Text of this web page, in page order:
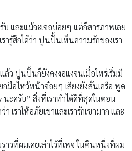
บ และแม้จะเจอบ่อยๆ แต่ก็สารภาพเลย
รารู้สึกได้ว่า ปูนปั้นเห็นความรักของเรา
ว ปูนปั้นก็ยังคงงอแงจนเมื่อไหร่เริ่มมี
มือไหว้หน้าจ๋อยๆ เสียงยังสั่นเครือ พูด
ะครับ” สิ่งที่เราทำได้ดีที่สุดในตอน
เราให้อภัยเขาและเรารักเขามาก และ
วที่ผมเคยเล่าไว้ที่เพจ ในคืนหนึ่งที่ผม